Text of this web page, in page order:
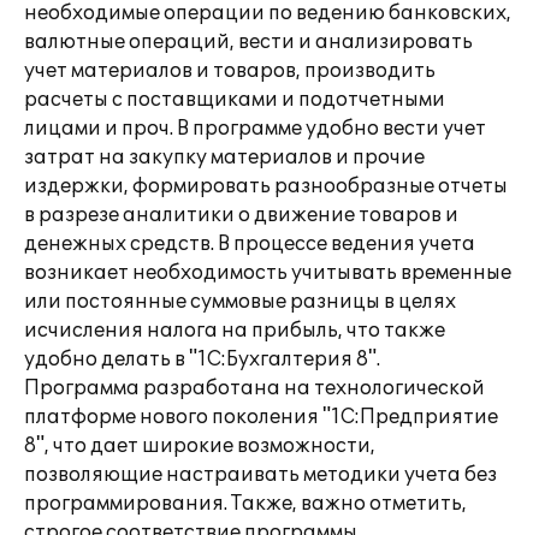
необходимые операции по ведению банковских,
валютные операций, вести и анализировать
учет материалов и товаров, производить
расчеты с поставщиками и подотчетными
лицами и проч. В программе удобно вести учет
затрат на закупку материалов и прочие
издержки, формировать разнообразные отчеты
в разрезе аналитики о движение товаров и
денежных средств. В процессе ведения учета
возникает необходимость учитывать временные
или постоянные суммовые разницы в целях
исчисления налога на прибыль, что также
удобно делать в "1С:Бухгалтерия 8".
Программа разработана на технологической
платформе нового поколения "1С:Предприятие
8", что дает широкие возможности,
позволяющие настраивать методики учета без
программирования. Также, важно отметить,